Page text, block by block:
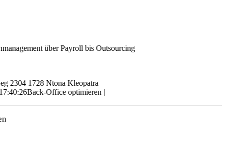
über Payroll bis Outsourcing
2304 1728 Ntona Kleopatra
Back-Office optimieren |